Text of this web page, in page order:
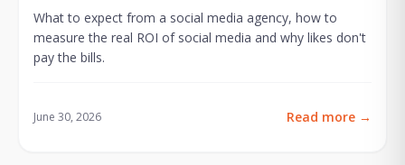
What to expect from a social media agency, how to
measure the real ROI of social media and why likes don't
pay the bills.
June 30, 2026 Read more →